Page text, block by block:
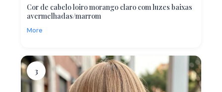
Cor de cabelo loiro morango claro com luzes baixas
avermelhadas/marrom
More
3